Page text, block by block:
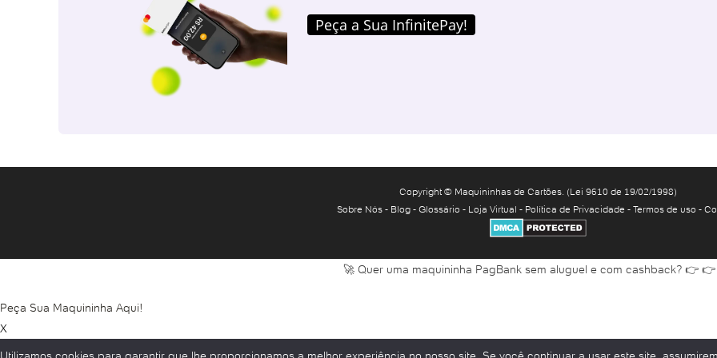
Abrir conta corrente Itaú
Abrir conta corrente na Caixa
Abrir conta corrente Santander
Abrir conta digital
Abrir conta digital banco do Brasil
Abrir conta digital Caixa
Peça a Sua InfinitePay!
Copyright © Maquininhas de Cartões. (Lei 9610 de 19/02/1998)
Sobre Nós - Blog - Glossário - Loja Virtual - Política de Privacidade - Termos de uso -
🚀 Quer uma maquininha PagBank sem aluguel e com cashback? 👉
Peça Sua Maquininha Aqui!
X